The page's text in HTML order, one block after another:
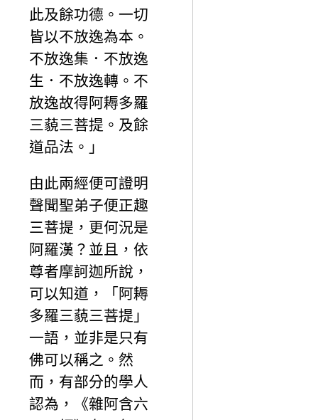
此及餘功德。一切
皆以不放逸為本。
不放逸集．不放逸
生．不放逸轉。不
放逸故得阿耨多羅
三藐三菩提。及餘
道品法。」
由此兩經便可證明
聲聞聖弟子便正趣
三菩提，更何況是
阿羅漢？並且，依
尊者摩訶迦所說，
可以知道，「阿耨
多羅三藐三菩提」
一語，並非是只有
佛可以稱之。然
而，有部分的學人
認為，《雜阿含六